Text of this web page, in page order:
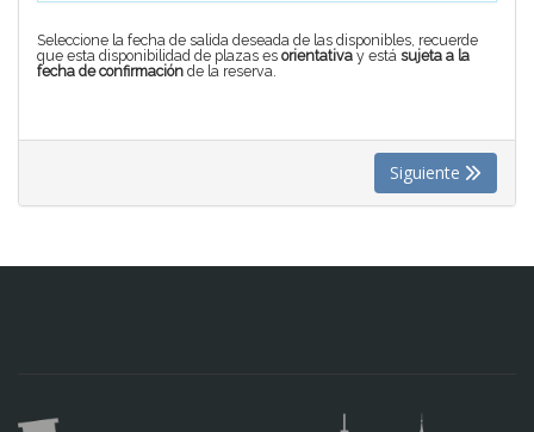
Seleccione la fecha de salida deseada de las disponibles, recuerde
que esta disponibilidad de plazas es orientativa y está sujeta a la
fecha de confirmación de la reserva.
Siguiente